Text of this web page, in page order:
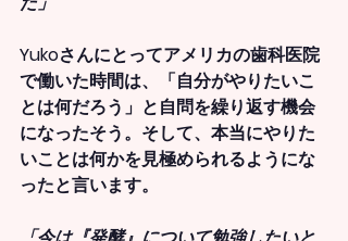
Yukoさんにとってアメリカの歯科医院
で働いた時間は、「自分がやりたいこ
とは何だろう」と自問を繰り返す機会
になったそう。そして、本当にやりた
いことは何かを見極められるようにな
ったと言います。